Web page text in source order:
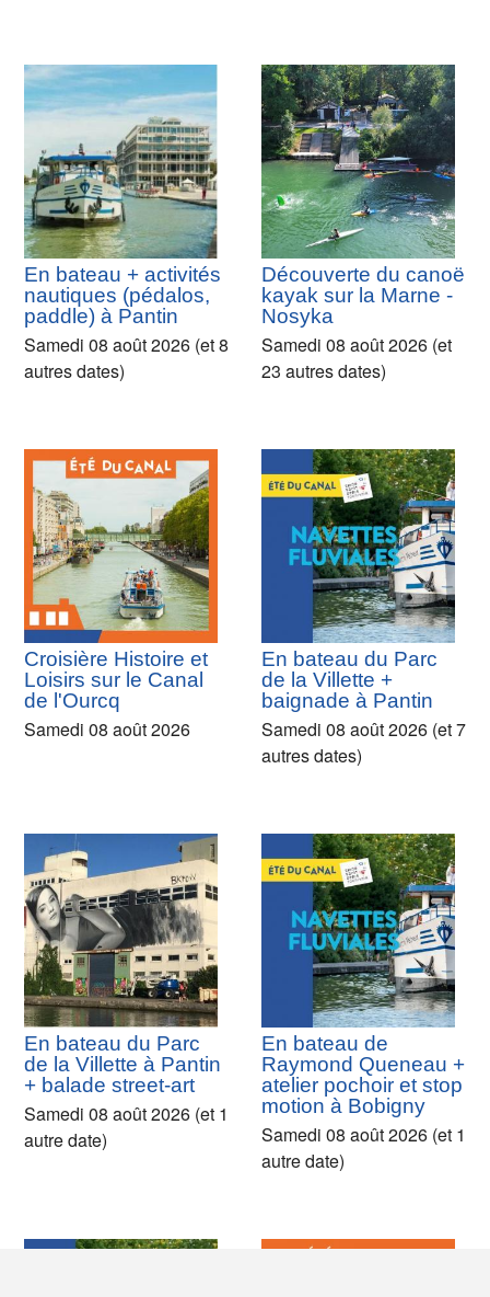
En bateau + activités
nautiques (pédalos,
paddle) à Pantin
Samedi 08 août 2026 (et 8
autres dates)
Découverte du canoë
kayak sur la Marne -
Nosyka
Samedi 08 août 2026 (et
23 autres dates)
Croisière Histoire et
Loisirs sur le Canal
de l'Ourcq
Samedi 08 août 2026
En bateau du Parc
de la Villette +
baignade à Pantin
Samedi 08 août 2026 (et 7
autres dates)
En bateau du Parc
de la Villette à Pantin
+ balade street-art
Samedi 08 août 2026 (et 1
autre date)
En bateau de
Raymond Queneau +
atelier pochoir et stop
motion à Bobigny
Samedi 08 août 2026 (et 1
autre date)